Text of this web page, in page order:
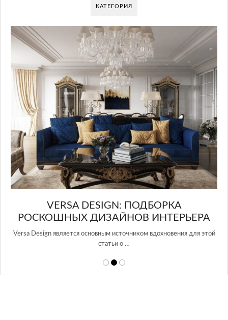
КАТЕГОРИЯ
для этой
GLAZOV DESIGN GROUP –
ПОДХОД К ДИЗАЙНУ
Glazov Design Group- это одна из лучших студий дизайна
в Росси…